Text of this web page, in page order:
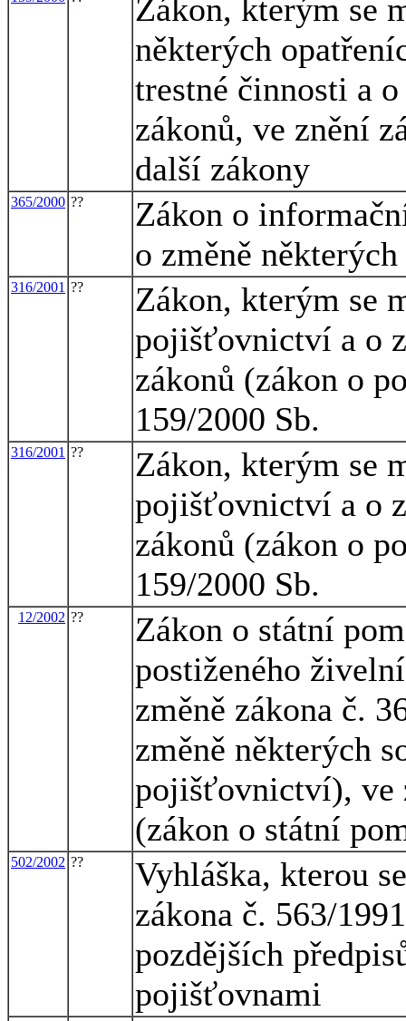
Zákon, kterým se
některých
trestné činnosti a
zákonů, ve znění
další zákony
365/2000 ??
Zákon o
o změně
316/2001 ??
Zákon, kterým se
pojišťovnictví a o
zákonů (zákon o
159/2000 Sb.
316/2001 ??
Zákon, kterým se
pojišťovnictví a o
zákonů (zákon o
159/2000 Sb.
12/2002 ??
Zákon o státní
postiženého
změně zákona č.
změně některých
pojišťovnictví), ve
(zákon o státní
502/2002 ??
Vyhláška, kterou
zákona č. 563/
pozdějších
pojišťovnami